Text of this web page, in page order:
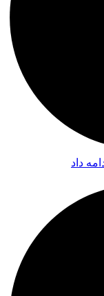
داد